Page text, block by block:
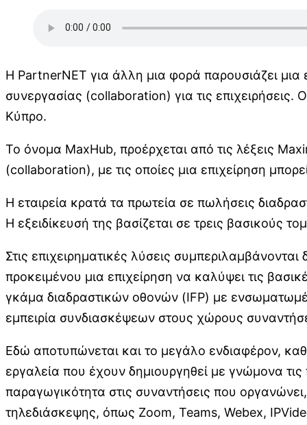
H PartnerNET για άλλη μια φορά παρουσιάζει
συνεργασίας (collaboration) για τις
Κύπρο.
Το όνομα MaxHub, προέρχεται από τις λέξεις
(collaboration), με τις οποίες μια επιχείρηση
Η εταιρεία κρατά τα πρωτεία σε πωλήσεις
Η εξειδίκευσή της βασίζεται σε τρεις βασικούς
Στις επιχειρηματικές λύσεις
προκειμένου μια επιχείρηση να καλύψει τις
γκάμα διαδραστικών οθονών (IFP) με
εμπειρία συνδιασκέψεων στους χώρους
Εδώ αποτυπώνεται και το μεγάλο ενδιαφέρον,
εργαλεία που έχουν δημιουργηθεί με γνώμονα
παραγωγικότητα στις συναντήσεις που
τηλεδιάσκεψης, όπως Zoom, Teams, Webex,